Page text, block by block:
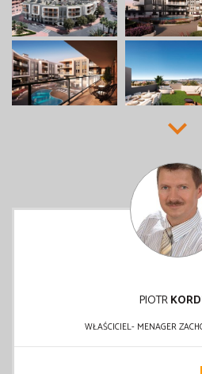
PIOTR
WŁAŚCICIEL- MENAGER